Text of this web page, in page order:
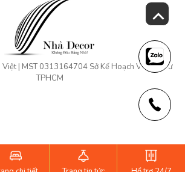
Việt | MST 0313164704 Sở Kế Hoạch Và Đầu Tư
TPHCM